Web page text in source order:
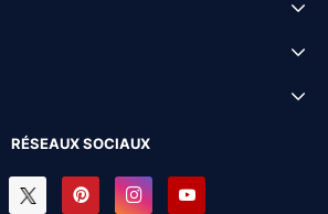
RÉSEAUX SOCIAUX